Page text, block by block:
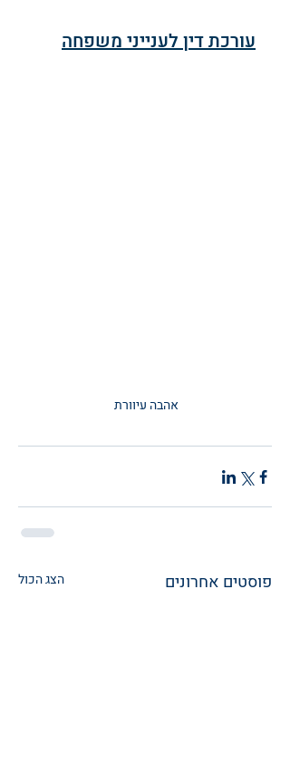
עורכת דין לענייני משפחה
אהבה עיוורת
פוסטים אחרונים הצג הכול